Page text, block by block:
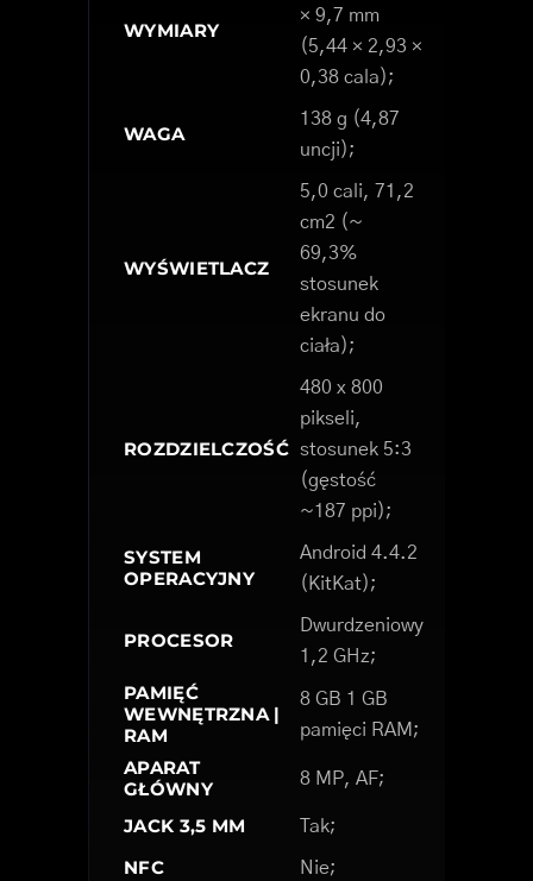
WYMIARY
× 9,7 mm
(5,44 × 2,93 ×
0,38 cala);
WAGA
138 g (4,87
uncji);
WYŚWIETLACZ
5,0 cali, 71,2
cm2 (~
69,3%
stosunek
ekranu do
ciała);
ROZDZIELCZOŚĆ
480 x 800
pikseli,
stosunek 5:3
(gęstość
~187 ppi);
SYSTEM
OPERACYJNY
Android 4.4.2
(KitKat);
PROCESOR
Dwurdzeniowy
1,2 GHz;
PAMIĘĆ
WEWNĘTRZNA |
RAM
8 GB 1 GB
pamięci RAM;
APARAT
GŁÓWNY
8 MP, AF;
JACK 3,5 MM Tak;
NFC Nie;